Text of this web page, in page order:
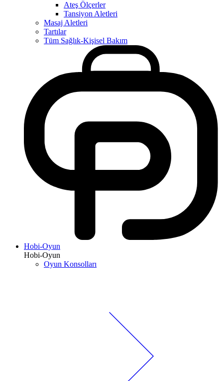
Ateş Ölçerler
Tansiyon Aletleri
Masaj Aletleri
Tartılar
Tüm Sağlık-Kişisel Bakım
Hobi-Oyun
Hobi-Oyun
Oyun Konsolları